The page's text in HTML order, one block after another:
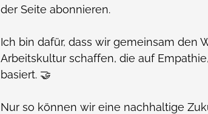
der Seite abonnieren.
Ich bin dafür, dass wir gemeinsam den
Arbeitskultur schaffen, die auf
basiert. 🤝
Nur so können wir eine nachhaltige